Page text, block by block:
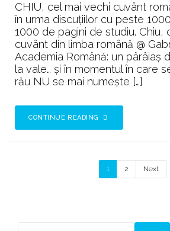
CHIU, cel mai vechi cuvânt
în urma discuțiilor cu peste
1000 de pagini de studiu. Chiu,
cuvânt din limba română @
Academia Română: un pârâiaș
la vale… și în momentul în care
rău NU se mai numește […]
CONTINUE READING
1 2 Next